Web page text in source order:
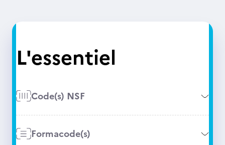
L'essentiel
Code(s) NSF
Formacode(s)